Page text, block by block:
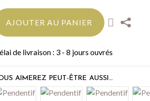
AJOUTER AU PANIER
de livraison : 3 - 8 jours ouvrés
AIMEREZ PEUT-ÊTRE AUSSI…